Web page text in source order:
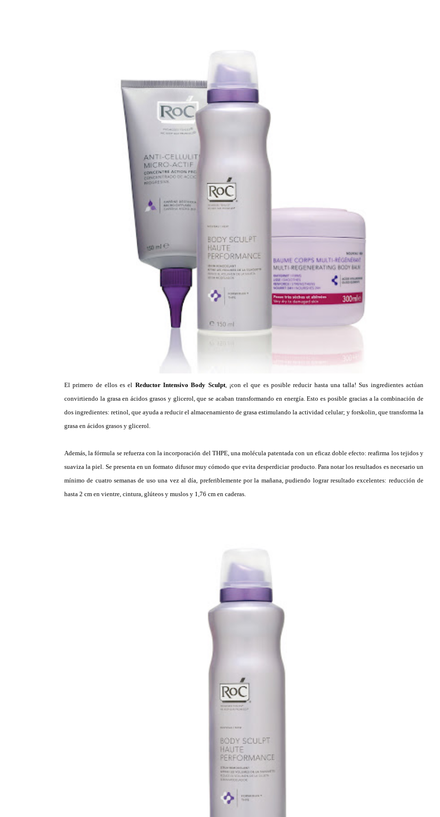
El primero de ellos es el Reductor Intensivo Body Sculpt, ¡con el que es posible reducir hasta una talla! Sus ingredientes actúan
convirtiendo la grasa en ácidos grasos y glicerol, que se acaban transformando en energía. Esto es posible gracias a la combinación de
dos ingredientes: retinol, que ayuda a reducir el almacenamiento de grasa estimulando la actividad celular; y forskolin, que transforma la
grasa en ácidos grasos y glicerol.
Además, la fórmula se refuerza con la incorporación del THPE, una molécula patentada con un eficaz doble efecto: reafirma los tejidos y
suaviza la piel. Se presenta en un formato difusor muy cómodo que evita desperdiciar producto. Para notar los resultados es necesario un
mínimo de cuatro semanas de uso una vez al día, preferiblemente por la mañana, pudiendo lograr resultado excelentes: reducción de
hasta 2 cm en vientre, cintura, glúteos y muslos y 1,76 cm en caderas.